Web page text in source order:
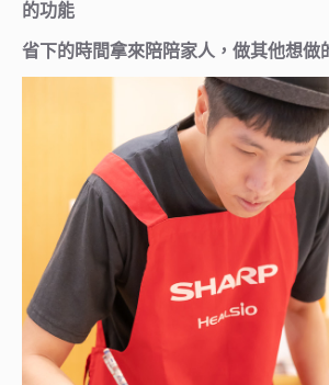
的功能
省下的時間拿來陪陪家人，做其他想做